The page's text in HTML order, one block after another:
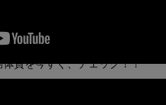
を公開していますか？
質を今すぐ、チェック！！